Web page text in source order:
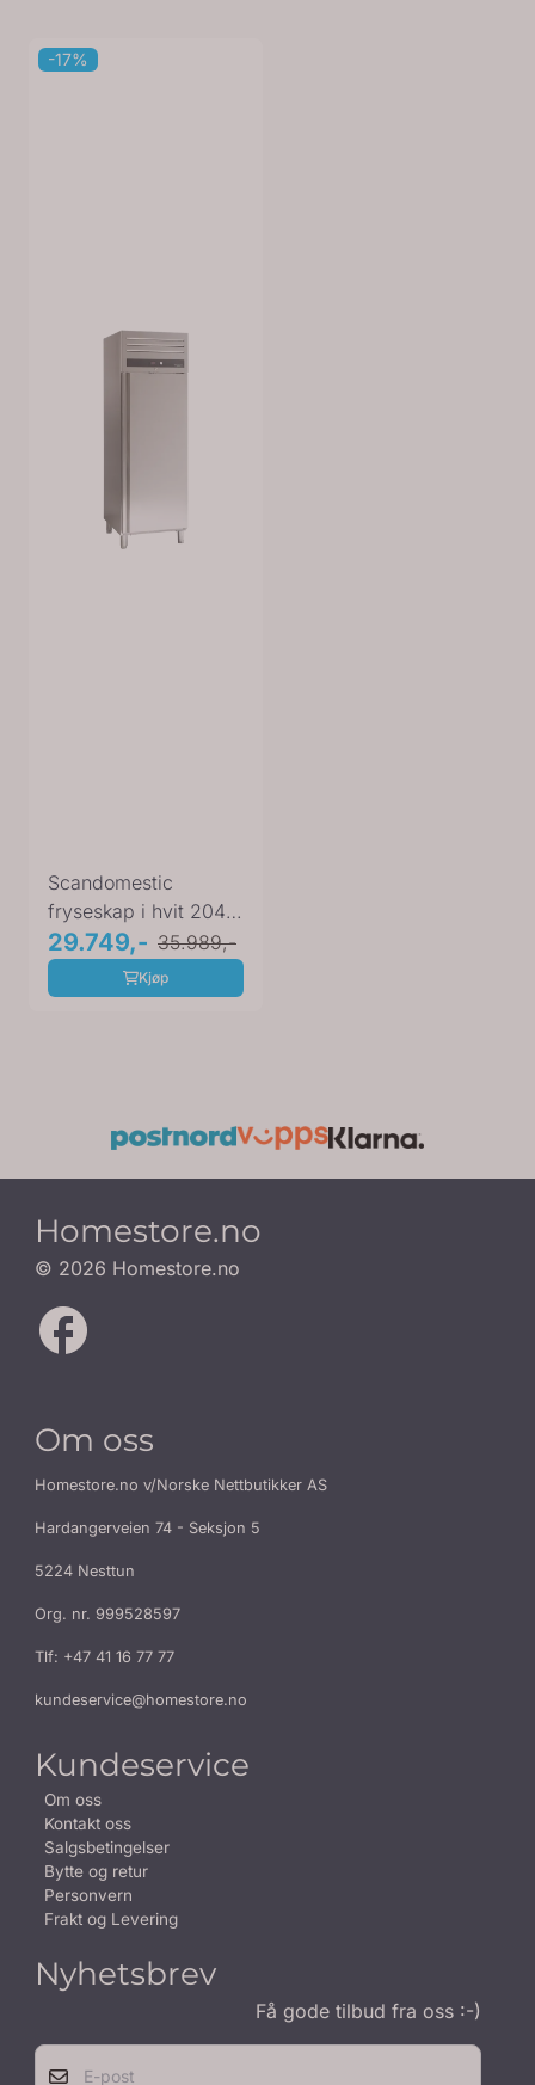
-17%
Scandomestic
fryseskap i hvit 204
cm GUF700X
29.749,- 35.989,-
Kjøp
Homestore.no
© 2026 Homestore.no
Om oss
Homestore.no v/Norske Nettbutikker AS
Hardangerveien 74 - Seksjon 5
5224 Nesttun
Org. nr. 999528597
Tlf: +47 41 16 77 77
kundeservice@homestore.no
Kundeservice
Om oss
Kontakt oss
Salgsbetingelser
Bytte og retur
Personvern
Frakt og Levering
Nyhetsbrev
Få gode tilbud fra oss :-)
E-post